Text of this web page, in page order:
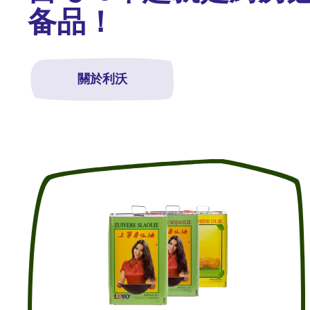
备品！
關於利沃